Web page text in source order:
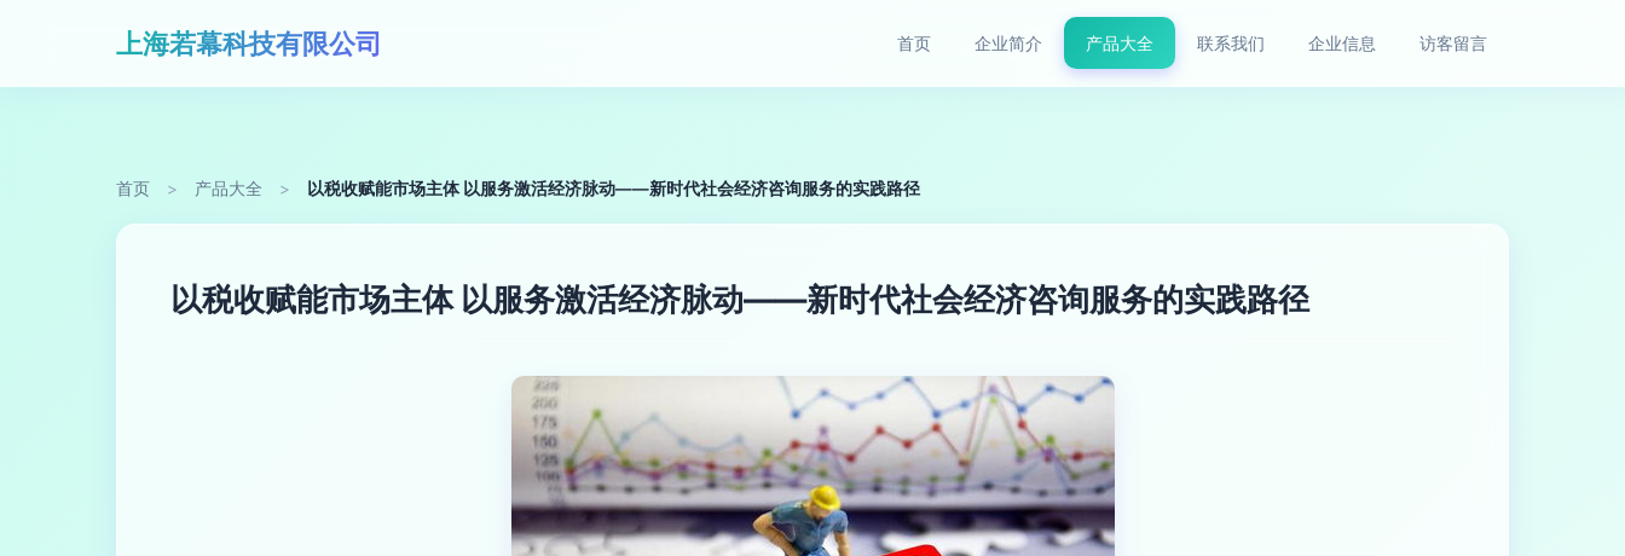
上海若幕科技有限公司 首页 企业简介 产品大全 联系我们 企业信息 访客留言
首页 > 产品大全 > 以税收赋能市场主体 以服务激活经济脉动——新时代社会经济咨询服务的实践路径
以税收赋能市场主体 以服务激活经济脉动——新时代社会经济咨询服务的实践路径